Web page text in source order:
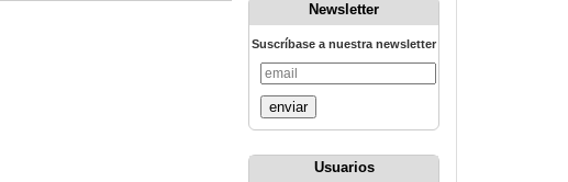
Newsletter
Suscríbase a nuestra newsletter
enviar
Usuarios